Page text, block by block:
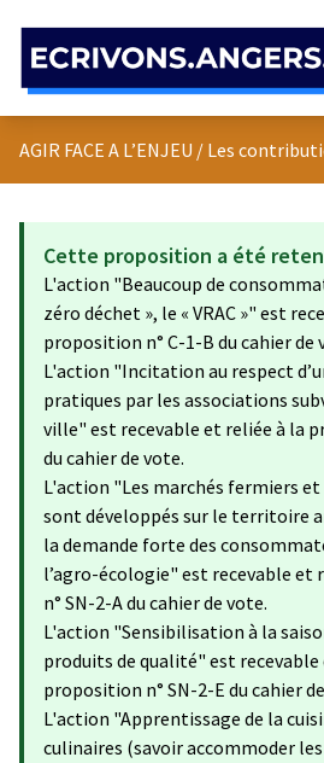
AGIR FACE A L’ENJEU / Les
Cette proposition a été
L'action "Beaucoup de
zéro déchet », le « VRAC »" est
proposition n° C-1-B du cahier de
L'action "Incitation au respect
pratiques par les associations
ville" est recevable et reliée à la
du cahier de vote.
L'action "Les marchés fermiers et
sont développés sur le territoire
la demande forte des
l’agro-écologie" est recevable et
n° SN-2-A du cahier de vote.
L'action "Sensibilisation à la
produits de qualité" est recevable
proposition n° SN-2-E du cahier
L'action "Apprentissage de la
culinaires (savoir accommoder